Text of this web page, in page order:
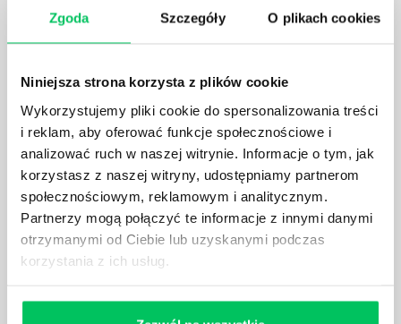
Zgoda Szczegóły O plikach cookies
Niniejsza strona korzysta z plików cookie
Wykorzystujemy pliki cookie do spersonalizowania treści
i reklam, aby oferować funkcje społecznościowe i
analizować ruch w naszej witrynie. Informacje o tym, jak
korzystasz z naszej witryny, udostępniamy partnerom
społecznościowym, reklamowym i analitycznym.
Partnerzy mogą połączyć te informacje z innymi danymi
otrzymanymi od Ciebie lub uzyskanymi podczas
korzystania z ich usług.
WYMAGANIAMI NORM JAKOŚCI WYROBÓW
MEDYCZNYCH?
W związku z ogromnym rozwojem dzisiejszego
społeczeństwa wprowadzane jest coraz więcej reguł,
które mają za zadanie poprawić poszczególne
dziedziny gospodarki. Dzięki nim wszystkie firmy
będą zobowiązane przestrzegać zasad, których
wprowadzenie dąży do ujednolicenia jakości